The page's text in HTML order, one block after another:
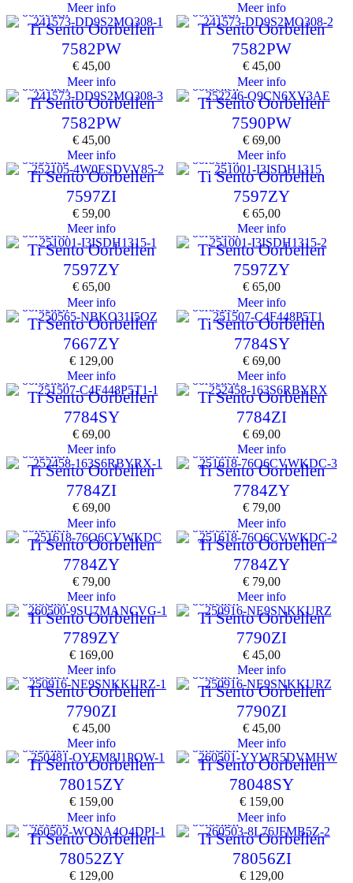
Meer info
Meer info
oorbellen
Ti Sento Oorbellen
7582PW
€ 45,00
Meer info
oorbellen
Ti Sento Oorbellen
7582PW
€ 45,00
Meer info
oorbellen
Ti Sento Oorbellen
7582PW
€ 45,00
Meer info
oorbellen
Ti Sento Oorbellen
7590PW
€ 69,00
Meer info
oorbellen
Ti Sento Oorbellen
7597ZI
€ 59,00
Meer info
oorbellen
Ti Sento Oorbellen
7597ZY
€ 65,00
Meer info
oorbellen
Ti Sento Oorbellen
7597ZY
€ 65,00
Meer info
oorbellen
Ti Sento Oorbellen
7597ZY
€ 65,00
Meer info
oorbellen
Ti Sento Oorbellen
7667ZY
€ 129,00
Meer info
oorbellen
Ti Sento Oorbellen
7784SY
€ 69,00
Meer info
oorbellen
Ti Sento Oorbellen
7784SY
€ 69,00
Meer info
oorbellen
Ti Sento Oorbellen
7784ZI
€ 69,00
Meer info
oorbellen
Ti Sento Oorbellen
7784ZI
€ 69,00
Meer info
oorbellen
Ti Sento Oorbellen
7784ZY
€ 79,00
Meer info
oorbellen
Ti Sento Oorbellen
7784ZY
€ 79,00
Meer info
oorbellen
Ti Sento Oorbellen
7784ZY
€ 79,00
Meer info
oorbellen
Ti Sento Oorbellen
7789ZY
€ 169,00
Meer info
oorbellen
Ti Sento Oorbellen
7790ZI
€ 45,00
Meer info
oorbellen
Ti Sento Oorbellen
7790ZI
€ 45,00
Meer info
oorbellen
Ti Sento Oorbellen
7790ZI
€ 45,00
Meer info
oorbellen
Ti Sento Oorbellen
78015ZY
€ 159,00
Meer info
oorbellen
Ti Sento Oorbellen
78048SY
€ 159,00
Meer info
oorbellen
Ti Sento Oorbellen
78052ZY
€ 129,00
oorbellen
Ti Sento Oorbellen
78056ZI
€ 129,00